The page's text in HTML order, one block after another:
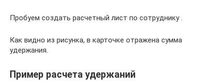
Пробуем создать расчетный лист по сотруднику .
Как видно из рисунка, в карточке отражена сумма
удержания.
Пример расчета удержаний